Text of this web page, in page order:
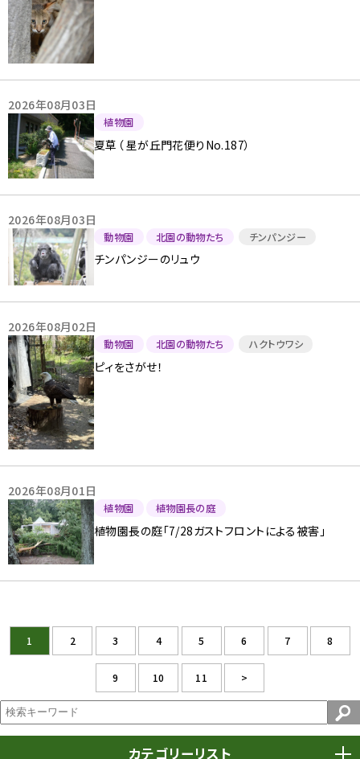
2026年08月03日
植物園
夏草（ 星が丘門花便りNo.187）
2026年08月03日
動物園 北園の動物たち チンパンジー
チンパンジーのリュウ
2026年08月02日
動物園 北園の動物たち ハクトウワシ
ピィをさがせ！
2026年08月01日
植物園 植物園長の庭
植物園長の庭「7/28ガストフロントによる被害」
1 2 3 4 5 6 7 8
9 10 11 >
カテゴリーリスト